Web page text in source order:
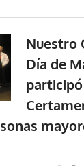
Nuestro
Día de